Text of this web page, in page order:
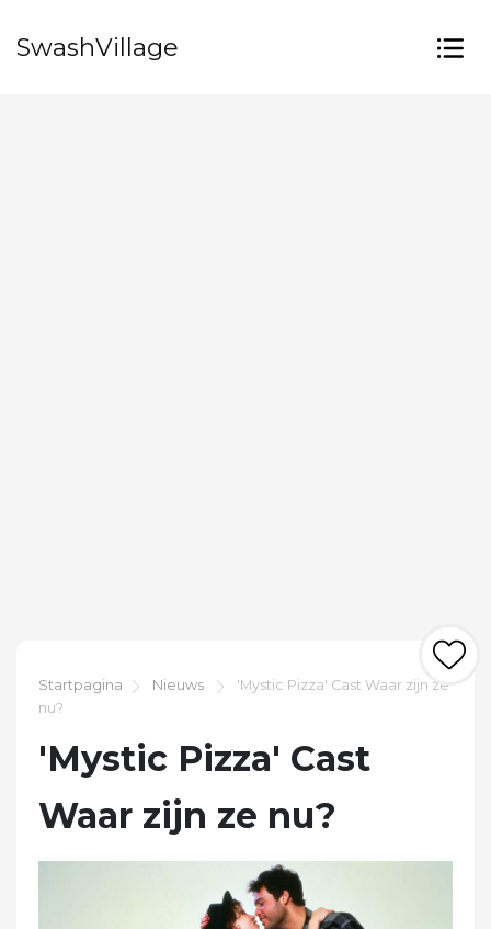
SwashVillage
Startpagina Nieuws
'Mystic Pizza' Cast Waar zijn ze
nu?
'Mystic Pizza' Cast
Waar zijn ze nu?